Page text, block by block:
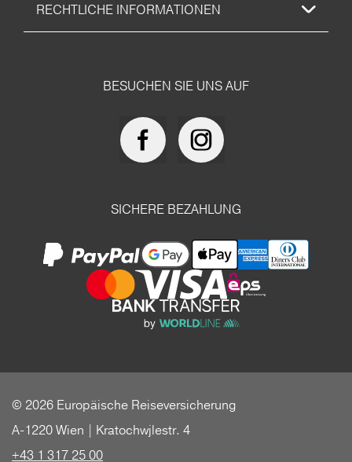
RECHTLICHE INFORMATIONEN
BESUCHEN SIE UNS AUF
SICHERE BEZAHLUNG
© 2026 Europäische Reiseversicherung
A-1220 Wien | Kratochwjlestr. 4
+43 1 317 25 00